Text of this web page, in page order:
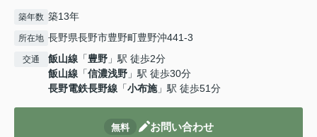
築年数 築13年
所在地 長野県長野市豊野町豊野沖441-3
交通 飯山線 「豊野 」駅 徒歩2分
飯山線 「信濃浅野 」駅 徒歩30分
長野電鉄長野線 「小布施」駅 徒歩51分
無料 お問い合わせ